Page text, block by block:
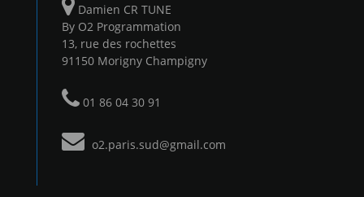
Damien CR TUNE
By O2 Programmation
13, rue des rochettes
91150 Morigny Champigny
01 86 04 30 91
o2.paris.sud@gmail.com